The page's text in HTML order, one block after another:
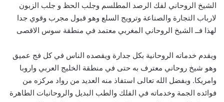
الشيخ الروحاني لفك الرصد المطلسم وجلب الحظ و جلب الزبون
لارباب التجارة والصناعة وترويج السلع وهو قبول مجرب وقوي جدا
لهذا فــ الشيخ الروحاني المغربي معتمد في منطقة سوس الاقصى
ويقدم خدماته الروحانية بكل جدارة ويقصده الناس في كل فج عميق
وهو شيخ روحاني معترف به حتى في منطقة الخليج العربي واروبا
وامريكا. وبفضل الله تعالى استفاذ منه العديد من رواد مركزه من
فوائده الجمة وخدماته في الفلك والطب البديل والروحانيات الطاهرة